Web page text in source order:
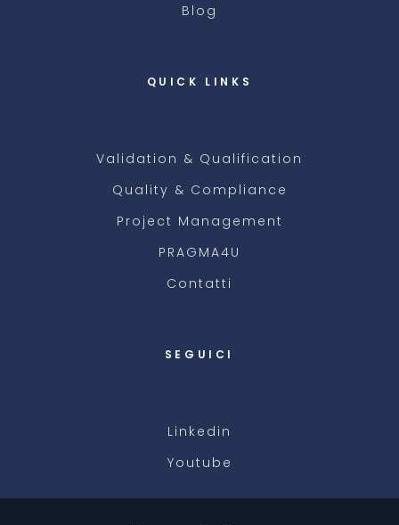
Blog
QUICK LINKS
Validation & Qualification
Quality & Compliance
Project Management
PRAGMA4U
Contatti
SEGUICI
Linkedin
Youtube